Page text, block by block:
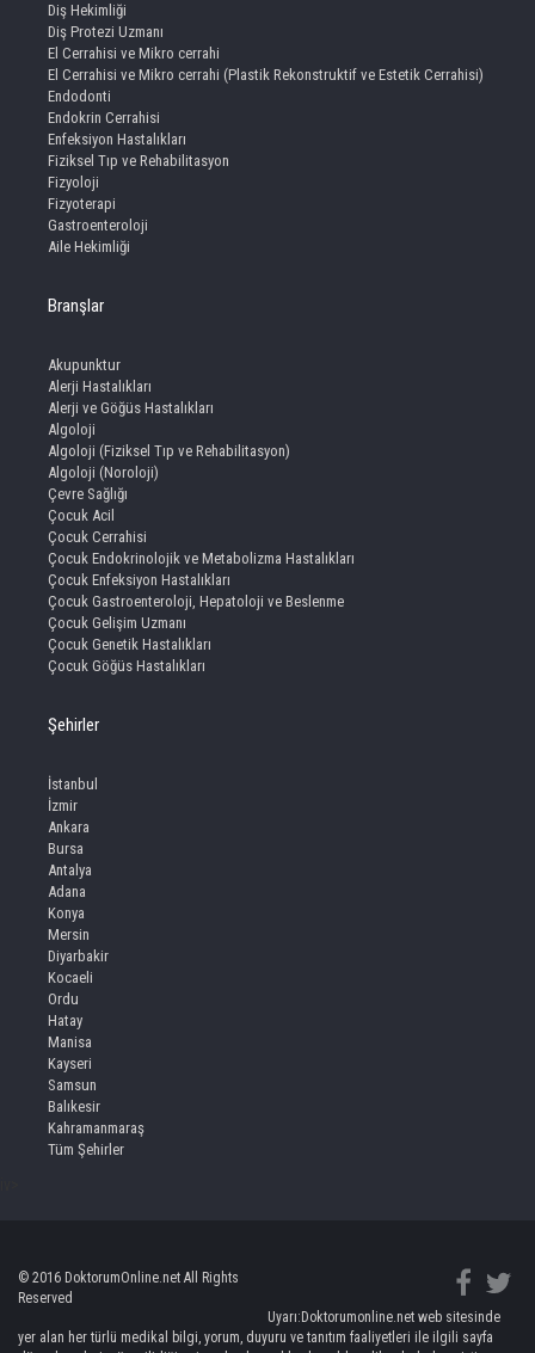
Diş Hekimliği
Diş Protezi Uzmanı
El Cerrahisi ve Mikro cerrahi
El Cerrahisi ve Mikro cerrahi (Plastik Rekonstruktif ve Estetik Cerrahisi)
Endodonti
Endokrin Cerrahisi
Enfeksiyon Hastalıkları
Fiziksel Tıp ve Rehabilitasyon
Fizyoloji
Fizyoterapi
Gastroenteroloji
Aile Hekimliği
Branşlar
Akupunktur
Alerji Hastalıkları
Alerji ve Göğüs Hastalıkları
Algoloji
Algoloji (Fiziksel Tıp ve Rehabilitasyon)
Algoloji (Noroloji)
Çevre Sağlığı
Çocuk Acil
Çocuk Cerrahisi
Çocuk Endokrinolojik ve Metabolizma Hastalıkları
Çocuk Enfeksiyon Hastalıkları
Çocuk Gastroenteroloji, Hepatoloji ve Beslenme
Çocuk Gelişim Uzmanı
Çocuk Genetik Hastalıkları
Çocuk Göğüs Hastalıkları
Şehirler
İstanbul
İzmir
Ankara
Bursa
Antalya
Adana
Konya
Mersin
Diyarbakir
Kocaeli
Ordu
Hatay
Manisa
Kayseri
Samsun
Balıkesir
Kahramanmaraş
Tüm Şehirler
© 2016 DoktorumOnline.net All Rights
Reserved
Uyarı:Doktorumonline.net web sitesinde
yer alan her türlü medikal bilgi, yorum, duyuru ve tanıtım faaliyetleri ile ilgili sayfa